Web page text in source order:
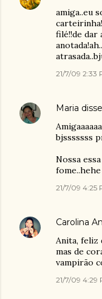
amiga..eu
filé!!de dar
21/7/09 2:33
Maria
bjsssssss
Nossa
fome..hehe
21/7/09 4:25
Carolina
Anita, feliz
mas de
vampirão
21/7/09 4:29